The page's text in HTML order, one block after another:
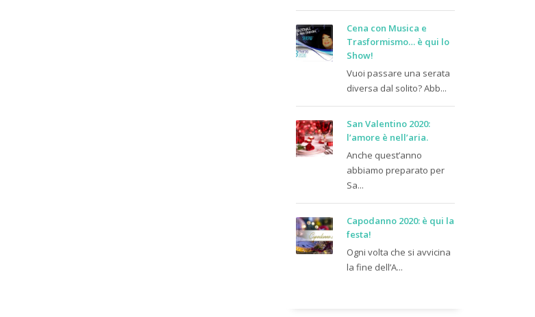
Cena con Musica e
Trasformismo… è qui lo
Show!
Vuoi passare una serata
diversa dal solito? Abb...
San Valentino 2020:
l’amore è nell’aria.
Anche quest’anno
abbiamo preparato per
Sa...
Capodanno 2020: è qui la
festa!
Ogni volta che si avvicina
la fine dell’A...